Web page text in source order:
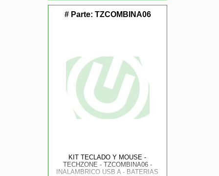
# Parte: TZCOMBINA06
KIT TECLADO Y MOUSE -
TECHZONE - TZCOMBINA06 -
INALAMBRICO USB A - BATERIAS